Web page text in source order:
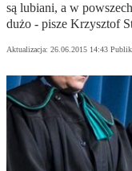
są lubiani, a w
dużo - pisze Krzysztof
Aktualizacja: 26.06.2015 14:43